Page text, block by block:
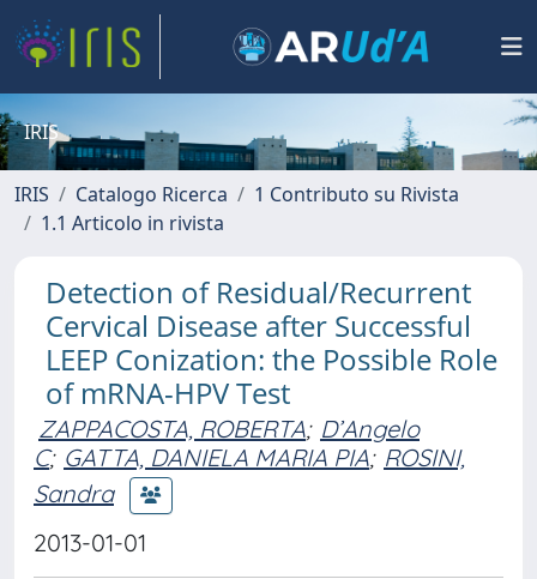
IRIS
IRIS Catalogo Ricerca
1 Contributo su Rivista
1.1 Articolo in rivista
Detection of Residual/Recurrent
Cervical Disease after Successful
LEEP Conization: the Possible Role
of mRNA-HPV Test
ZAPPACOSTA, ROBERTA; D’Angelo
C; GATTA, DANIELA MARIA PIA; ROSINI,
Sandra
2013-01-01